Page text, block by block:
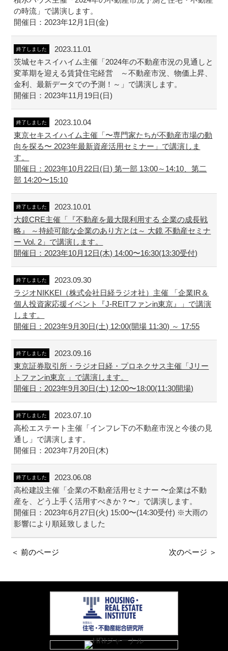
の時流」で講演します。
開催日：2023年12月1日(金)
終了しました
2023.11.01
茨城セキスイハイム主催「2024年の不動産市況の見通しと
変革期を迎える賃貸住宅経営 ～不動産市況、物価上昇、
金利、最新データでの予測！～」で講演します。
開催日：2023年11月19日(日)
終了しました
2023.10.04
東京セキスイハイム主催「〜専門家たちが不動産市場の動
向を探る〜 2023年最新資産活用セミナー」で講演しま
す。
開催日：2023年10月22日(日) 第一部 13:00～14:10、第二
部 14:20〜15:10
終了しました
2023.10.01
大鏡CRE主催「『不動産を最大限利用する 企業の成長戦
略』 ～持続可能な企業のあり方とは～ 大鏡 不動産セミナ
ー Vol. 2」で講演します。
開催日：2023年10月12日(木) 14:00〜16:30(13:30受付)
終了しました
2023.09.30
ラジオNIKKEI（株式会社日経ラジオ社）主催 「企業IR＆
個人投資家応援イベント『J-REITファンin東京』」で講演
します。
開催日：2023年9月30日(土) 12:00(開場 11:30) ～ 17:55
終了しました
2023.09.16
東京証券取引所・ラジオ日経・プロネクサス主催「Jリー
トファンin東京 」で講演します。
開催日：2023年9月30日(土) 12:00〜18:00(11:30開場)
終了しました
2023.07.10
高松エステート主催「インフレ下の不動産市況と今後の見
通し」で講演します。
開催日：2023年7月20日(木)
終了しました
2023.06.08
高松建設主催「企業の不動産活用セミナー 〜企業は不動
産を、どう上手く活用すべきか？〜」で講演します。
開催日：2023年6月27日(火) 15:00〜(14:30受付) ※大雨の
影響により順延致しました
＜ 前のページ 次のページ ＞